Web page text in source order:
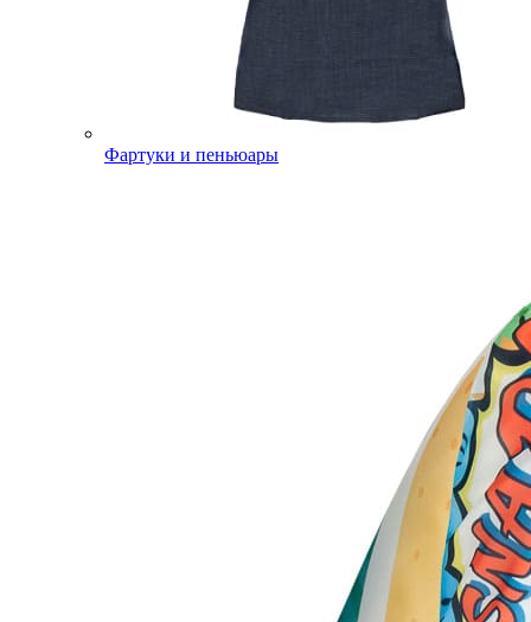
Фартуки и пеньюары